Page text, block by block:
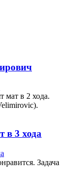
мат в 2 хода.
в 3 хода
Задача